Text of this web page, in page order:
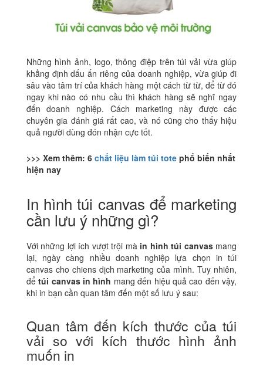
Những hình ảnh, logo, thông điệp trên túi vải vừa giúp
khẳng định dấu ấn riêng của doanh nghiệp, vừa giúp đi
sâu vào tâm trí của khách hàng một cách từ từ, để từ đó
ngay khi nào có nhu cầu thì khách hàng sẽ nghĩ ngay
đến doanh nghiệp. Cách marketing này được các
chuyên gia đánh giá rất cao, và nó cũng cho thấy hiệu
quả người dùng đón nhận cực tốt.
>>> Xem thêm: 6 chất liệu làm túi totephổ biến nhất
hiện nay
In hình túi canvas để marketing
cần lưu ý những gì?
Với những lợi ích vượt trội mà in hình túi canvas mang
lại, ngày càng nhiều doanh nghiệp lựa chọn in túi
canvas cho chiens dịch marketing của mình. Tuy nhiên,
đểtúi canvas in hình mang đến hiệu quả cao đến vậy,
khi in bạn cần quan tâm đến một số lưu ý sau:
Quan tâm đến kích thước của túi
vải so với kích thước hình ảnh
muốn in